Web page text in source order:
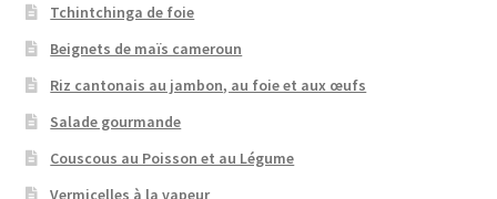
Tchintchinga de foie
Beignets de maïs cameroun
Riz cantonais au jambon, au foie et aux œufs
Salade gourmande
Couscous au Poisson et au Légume
Vermicelles à la vapeur